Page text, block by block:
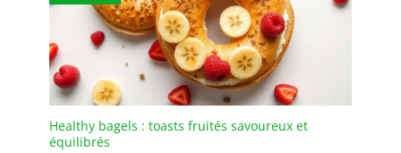
Healthy bagels : toasts fruités savoureux et
équilibrés